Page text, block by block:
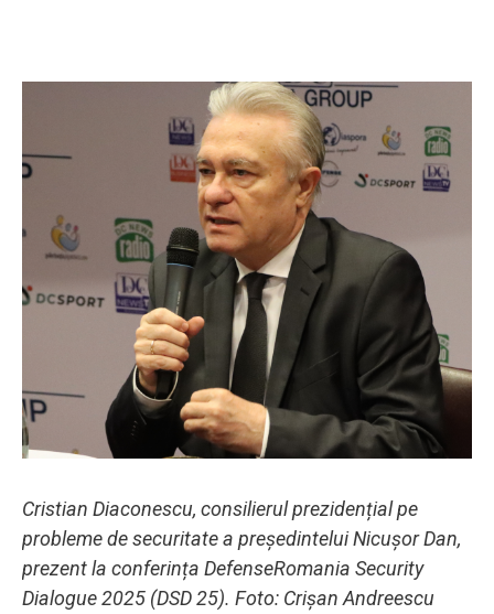
Cristian Diaconescu, consilierul prezidențial pe
probleme de securitate a președintelui Nicușor Dan,
prezent la conferința DefenseRomania Security
Dialogue 2025 (DSD 25). Foto: Crișan Andreescu